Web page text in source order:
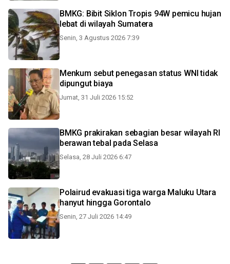
BMKG: Bibit Siklon Tropis 94W pemicu hujan
lebat di wilayah Sumatera
Senin, 3 Agustus 2026 7:39
Menkum sebut penegasan status WNI tidak
dipungut biaya
Jumat, 31 Juli 2026 15:52
BMKG prakirakan sebagian besar wilayah RI
berawan tebal pada Selasa
Selasa, 28 Juli 2026 6:47
Polairud evakuasi tiga warga Maluku Utara
hanyut hingga Gorontalo
Senin, 27 Juli 2026 14:49